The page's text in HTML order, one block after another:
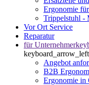
Ergonomie
Trippelstuhl -
Vor Ort Service
Reparatur
für Unternehmer
keyboard_arrow_left
Angebot
B2B
Ergonomie in